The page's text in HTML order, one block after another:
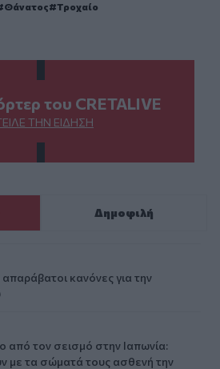
Θάνατος Τροχαίο
του CRETALIVE
ΤΗΝ ΕΊΔΗΣΗ
Δημοφιλή
απαράβατοι κανόνες για την
από τον σεισμό στην Ιαπωνία:
με τα σώματά τους ασθενή την